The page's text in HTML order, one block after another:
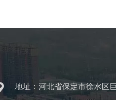
地址：河北省保定市徐水区